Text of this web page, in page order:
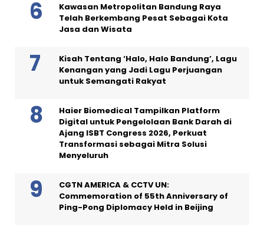
Kawasan Metropolitan Bandung Raya
Telah Berkembang Pesat Sebagai Kota
Jasa dan Wisata
Kisah Tentang ‘Halo, Halo Bandung’, Lagu
Kenangan yang Jadi Lagu Perjuangan
untuk Semangati Rakyat
Haier Biomedical Tampilkan Platform
Digital untuk Pengelolaan Bank Darah di
Ajang ISBT Congress 2026, Perkuat
Transformasi sebagai Mitra Solusi
Menyeluruh
CGTN AMERICA & CCTV UN:
Commemoration of 55th Anniversary of
Ping-Pong Diplomacy Held in Beijing